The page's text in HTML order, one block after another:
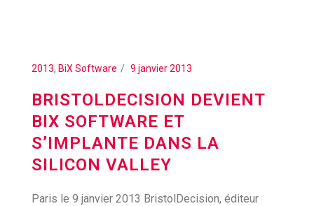
2013, BiX Software 9 janvier 2013
BRISTOLDECISION DEVIENT
BIX SOFTWARE ET
S’IMPLANTE DANS LA
SILICON VALLEY
Paris le 9 janvier 2013 BristolDecision, éditeur